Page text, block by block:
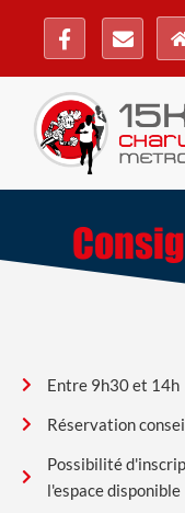
Entre 9h30 et 14h
Réservation
Possibilité
l'espace disponible